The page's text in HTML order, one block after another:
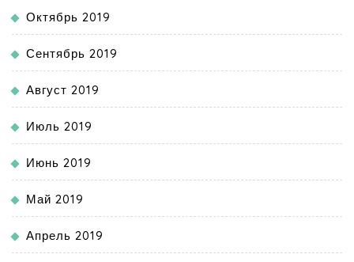
Октябрь 2019
Сентябрь 2019
Август 2019
Июль 2019
Июнь 2019
Май 2019
Апрель 2019